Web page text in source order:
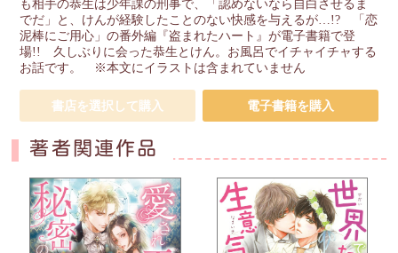
も相手の恭生は少年課の刑事で、「認めないなら自白させるま
でだ」と、けんが経験したことのない快感を与えるが…!? 「恋
泥棒にご用心」の番外編『盗まれたハート』が電子書籍で登
場!! 久しぶりに会った恭生とけん。お風呂でイチャイチャする
お話です。 ※本文にイラストは含まれていません
書店を選択して購入 電子書籍を購入
著者関連作品